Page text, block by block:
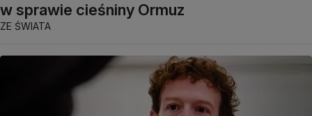
w sprawie cieśniny Ormuz
ZE ŚWIATA